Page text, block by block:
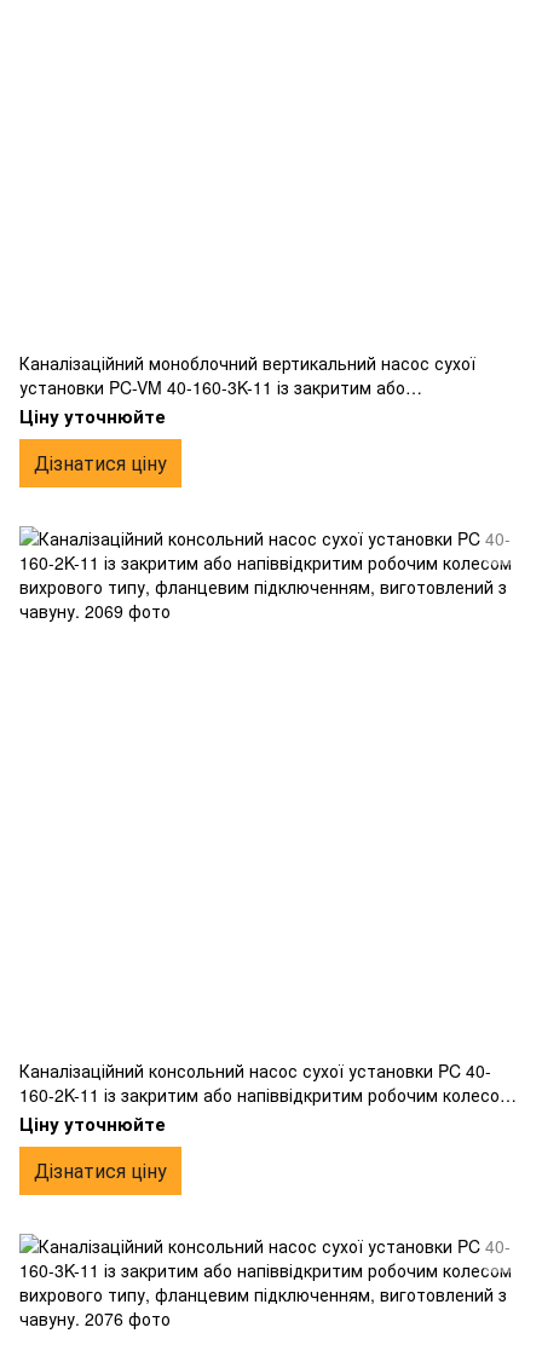
Каналізаційний моноблочний вертикальний насос сухої
установки PC-VM 40-160-3K-11 із закритим або
напіввідкритим робочим колесом вихрового типу,
фланцевим підключенням, виготовлений з чавуну.
Ціну уточнюйте
Дізнатися ціну
Каналізаційний консольний насос сухої установки PC 40-
160-2K-11 із закритим або напіввідкритим робочим колесом
вихрового типу, фланцевим підключенням, виготовлений з
чавуну.
Ціну уточнюйте
Дізнатися ціну